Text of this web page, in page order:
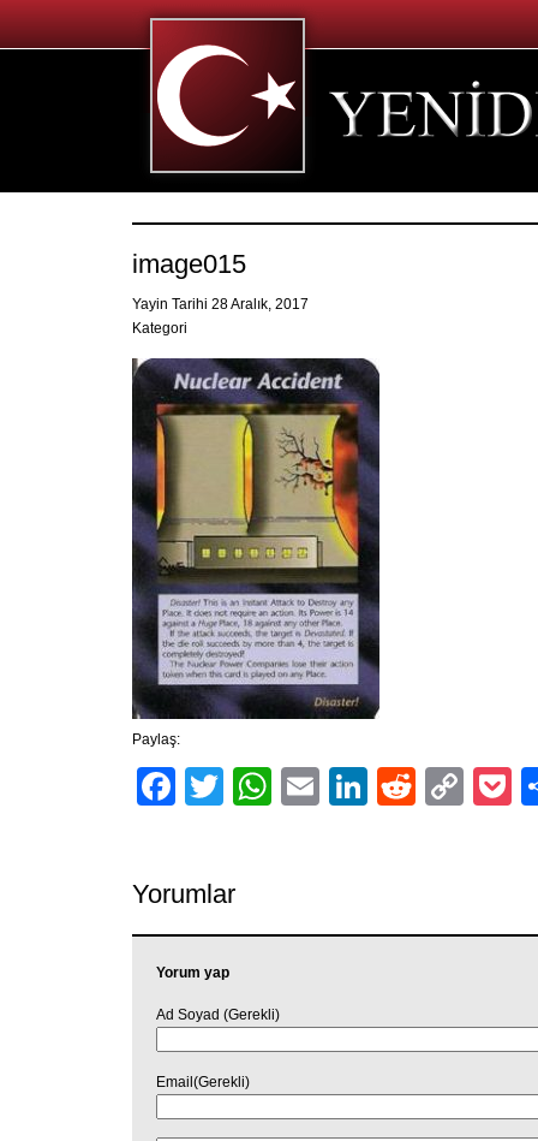
image015
Yayin Tarihi 28 Aralık, 2017
Kategori
Paylaş:
Facebook
TwitterWhatsApp
EmailLinkedIn
Reddit
Yorumlar
Yorum yap
Ad Soyad (Gerekli)
Email(Gerekli)